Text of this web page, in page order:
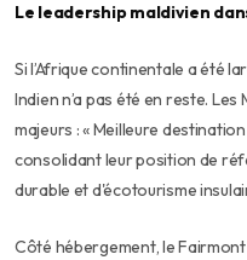
Le leadership maldivien
Si l’Afrique continentale a été
Indien n’a pas été en reste.
majeurs : « Meilleure
consolidant leur position de
durable et d'écotourisme
Côté hébergement, le